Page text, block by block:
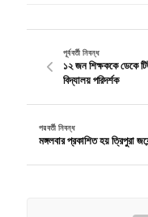
পূর্ববর্তী নিবন্ধ
১২ জন শিক্ষককে ডেকে
বিদ্যালয় পরিদর্শক
পরবর্তী নিবন্ধ
মঙ্গলবার প্রকাশিত হয় ত্রিপুরা